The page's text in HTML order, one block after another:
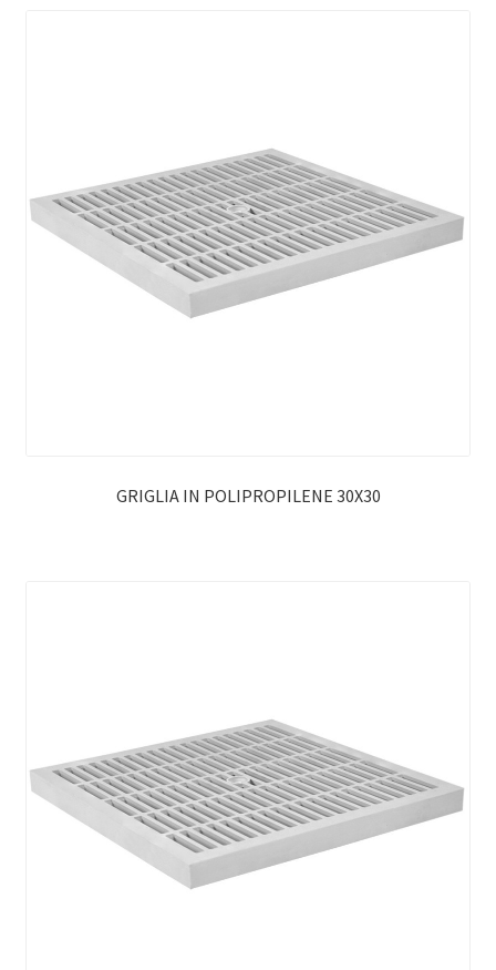
GRIGLIA IN POLIPROPILENE 30X30